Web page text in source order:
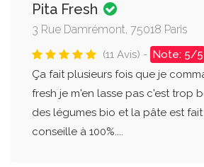
Pita Fresh
3 Rue Damrémont, 75018 Paris
(11 Avis) - Note: 5/5
Ça fait plusieurs fois que je
fresh je m'en lasse pas c'est trop
des légumes bio et la pâte est
conseille à 100%....